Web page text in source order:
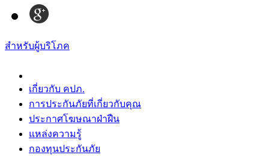
สำหรับผู้บริโภค
เกี่ยวกับ คปภ.
การประกันภัยที่เกี่ยวกับคุณ
ประกาศโฆษณาฝ่าฝืน
แหล่งความรู้
กองทุนประกันภัย